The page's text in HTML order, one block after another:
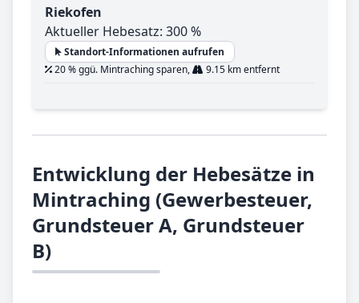
Riekofen
Aktueller Hebesatz: 300 %
Standort-Informationen aufrufen
20 % ggü. Mintraching sparen,
9.15 km entfernt
Entwicklung der Hebesätze in
Mintraching (Gewerbesteuer,
Grundsteuer A, Grundsteuer
B)